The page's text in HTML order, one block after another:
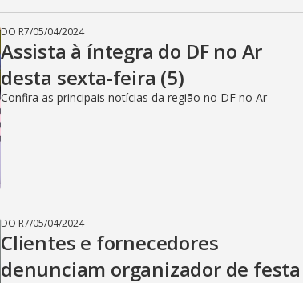
DO R7/05/04/2024
Assista à íntegra do DF no Ar
desta sexta-feira (5)
Confira as principais notícias da região no DF no Ar
DO R7/05/04/2024
Clientes e fornecedores
denunciam organizador de festa